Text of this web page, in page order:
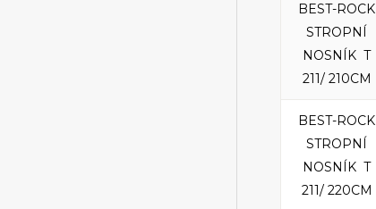
BEST-ROCK
STROPNÍ
NOSNÍK T
211/ 210CM
BEST-ROCK
STROPNÍ
NOSNÍK T
211/ 220CM